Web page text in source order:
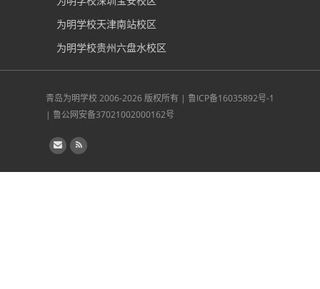
为明学校天津南站校区
为明学校贵州六盘水校区
青岛为明学校2006-2026 版权所有 | 鲁ICP备16035892号-1
| 鲁公网安备37021002000162号